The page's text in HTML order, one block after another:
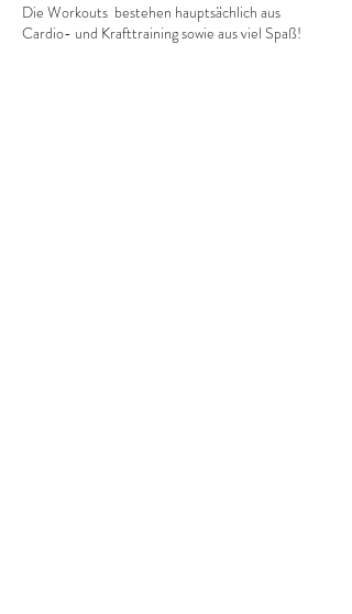
Die Workouts bestehen hauptsächlich aus
Cardio- und Krafttraining sowie aus viel Spaß!